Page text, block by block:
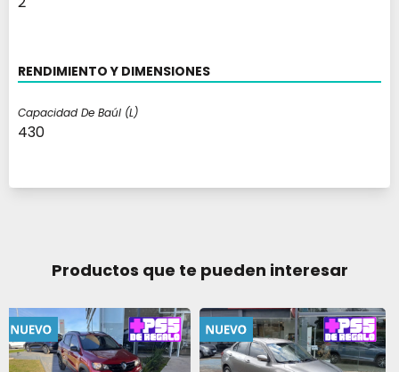
RENDIMIENTO Y DIMENSIONES
Capacidad De Baúl (l)
430
Productos que te pueden interesar